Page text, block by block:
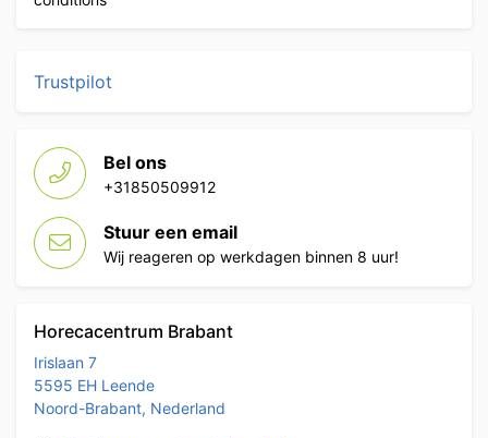
Trustpilot
Bel ons
+31850509912
Stuur een email
Wij reageren op werkdagen binnen 8 uur!
Horecacentrum Brabant
Irislaan 7
5595 EH Leende
Noord-Brabant, Nederland